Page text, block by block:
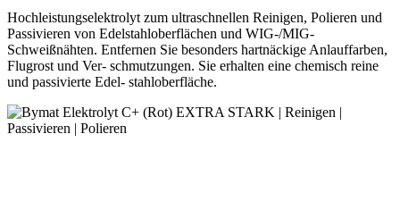
Hochleistungselektrolyt zum ultraschnellen Reinigen, Polieren und
Passivieren von Edelstahloberflächen und WIG-/MIG-
Schweißnähten. Entfernen Sie besonders hartnäckige Anlauffarben,
Flugrost und Ver- schmutzungen. Sie erhalten eine chemisch reine
und passivierte Edel- stahloberfläche.